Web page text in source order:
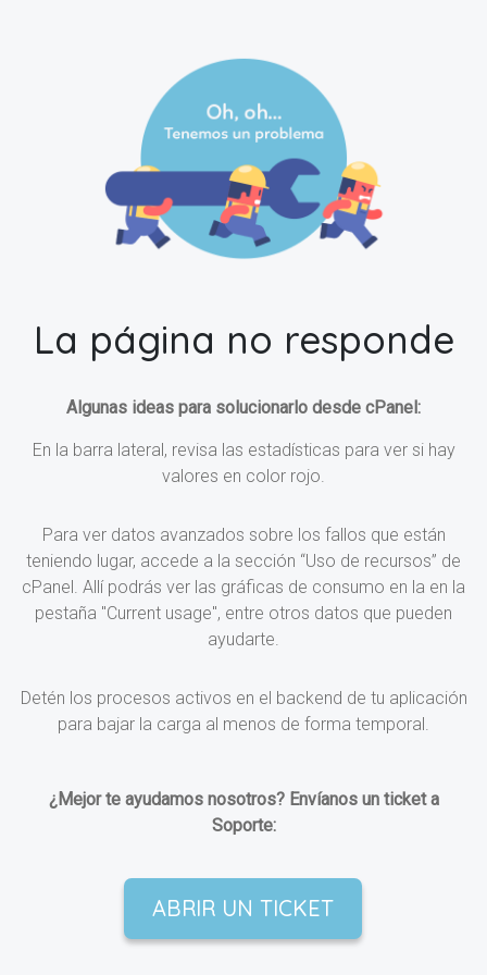
La página no responde
Algunas ideas para solucionarlo desde cPanel:
En la barra lateral, revisa las estadísticas para ver si hay
valores en color rojo.
Para ver datos avanzados sobre los fallos que están
teniendo lugar, accede a la sección “Uso de recursos” de
cPanel. Allí podrás ver las gráficas de consumo en la en la
pestaña "Current usage", entre otros datos que pueden
ayudarte.
Detén los procesos activos en el backend de tu aplicación
para bajar la carga al menos de forma temporal.
¿Mejor te ayudamos nosotros? Envíanos un ticket a
Soporte:
ABRIR UN TICKET